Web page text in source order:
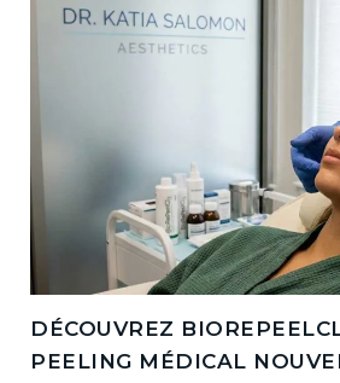
DÉCOUVREZ
PEELING MÉDICAL